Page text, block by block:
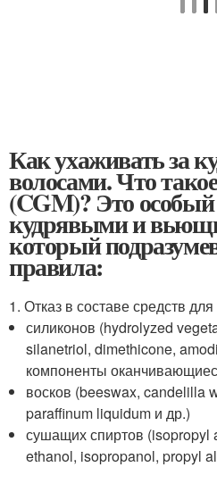
Как ухаживать за
волосами. Что
(CGM)? Это особый
кудрявыми и
который
правила:
1. Отказ в составе средств
силиконов (hydrolyzed
silanetriol, dimethicone,
компоненты
восков (beeswax, candelilla
paraffinum liquidum и др.)
сушащих спиртов (isopropyl
ethanol, isopropanol, propyl